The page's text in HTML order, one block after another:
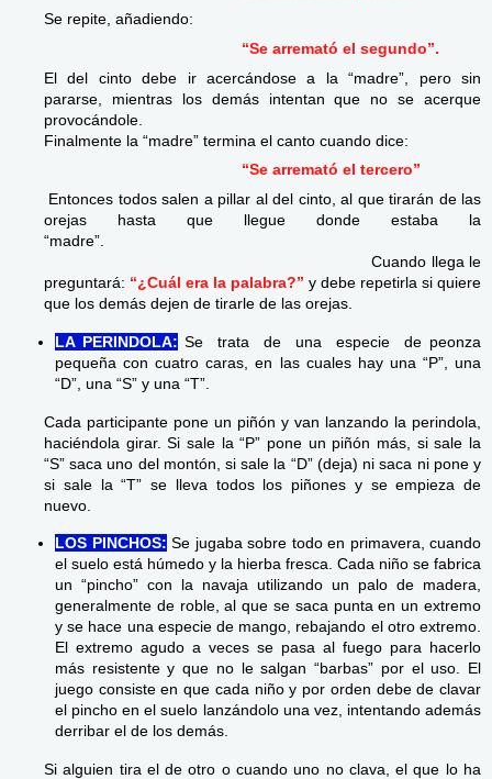
Se repite, añadiendo:
“Se arremató el segundo”.
El del cinto debe ir acercándose a la “madre”, pero sin
pararse, mientras los demás intentan que no se acerque
provocándole.
Finalmente la “madre” termina el canto cuando dice:
“Se arremató el tercero”
Entonces todos salen a pillar al del cinto, al que tirarán de las
orejas hasta que llegue donde estaba la
“madre”.
Cuando llega le
preguntará: “¿Cuál era la palabra?” y debe repetirla si quiere
que los demás dejen de tirarle de las orejas.
LA PERINDOLA: Se trata de una especie de peonza
pequeña con cuatro caras, en las cuales hay una “P”, una
“D”, una “S” y una “T”.
Cada participante pone un piñón y van lanzando la perindola,
haciéndola girar. Si sale la “P” pone un piñón más, si sale la
“S” saca uno del montón, si sale la “D” (deja) ni saca ni pone y
si sale la “T” se lleva todos los piñones y se empieza de
nuevo.
LOS PINCHOS: Se jugaba sobre todo en primavera, cuando
el suelo está húmedo y la hierba fresca. Cada niño se fabrica
un “pincho” con la navaja utilizando un palo de madera,
generalmente de roble, al que se saca punta en un extremo
y se hace una especie de mango, rebajando el otro extremo.
El extremo agudo a veces se pasa al fuego para hacerlo
más resistente y que no le salgan “barbas” por el uso. El
juego consiste en que cada niño y por orden debe de clavar
el pincho en el suelo lanzándolo una vez, intentando además
derribar el de los demás.
Si alguien tira el de otro o cuando uno no clava, el que lo ha